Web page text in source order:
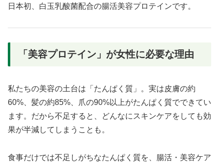
日本初、白玉乳酸菌配合の腸活美容プロテインです。
「美容プロテイン」が女性に必要な理由
私たちの美容の土台は「たんぱく質」。実は皮膚の約
60%、髪の約85%、爪の90%以上がたんぱく質でできてい
ます。だから不足すると、どんなにスキンケアをしても効
果が半減してしまうことも。
食事だけでは不足しがちなたんぱく質を、腸活・美容ケア